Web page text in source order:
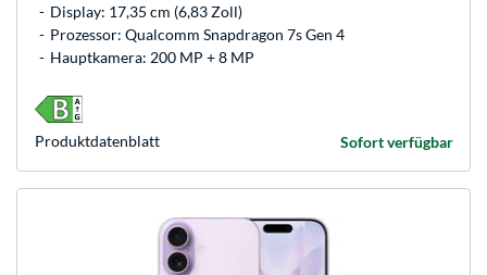
Display: 17,35 cm (6,83 Zoll)
Prozessor: Qualcomm Snapdragon 7s Gen 4
Hauptkamera: 200 MP + 8 MP
Sofort verfügbar
Produkt­datenblatt